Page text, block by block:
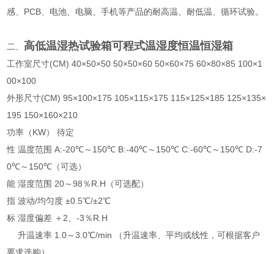
感、PCB、电池、电脑、手机等产品的耐高温、耐低温、循环试验。
二、 高低温湿热试验箱可程式温湿度恒温恒湿箱
工作室尺寸(CM) 40×50×50 50×50×60 50×60×75 60×80×85 100×1
00×100
外形尺寸(CM) 95×100×175 105×115×175 115×125×185 125×135×
195 150×160×210
功率（KW） 待定
性 温度范围 A:-20℃～150℃ B:-40℃～150℃ C:-60℃～150℃ D:-7
0℃～150℃（可选）
能 湿度范围 20～98％R.H（可选配）
指 波动/均匀度 ±0.5℃/±2℃
标 湿度偏差 ＋2、-3％R.H
升温速率 1.0～3.0℃/min （升温速率、平均或线性，可根据客户
要求选购）